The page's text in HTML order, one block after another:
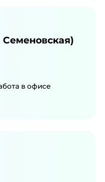
в офисе